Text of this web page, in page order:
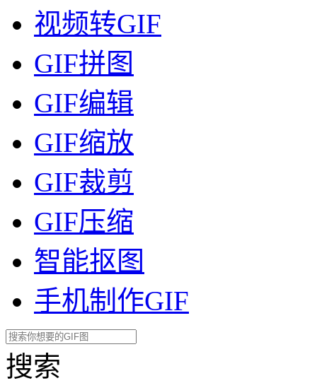
视频转GIF
GIF拼图
GIF编辑
GIF缩放
GIF裁剪
GIF压缩
智能抠图
手机制作GIF
搜索